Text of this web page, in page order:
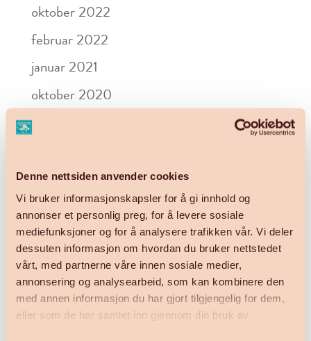
Denne nettsiden anvender cookies
Vi bruker informasjonskapsler for å gi innhold og
annonser et personlig preg, for å levere sosiale
mediefunksjoner og for å analysere trafikken vår. Vi deler
dessuten informasjon om hvordan du bruker nettstedet
vårt, med partnerne våre innen sosiale medier,
annonsering og analysearbeid, som kan kombinere den
med annen informasjon du har gjort tilgjengelig for dem,
eller som de har samlet inn gjennom din bruk av
oktober 2022
februar 2022
januar 2021
oktober 2020
september 2020
Kategorier
Aktivitet
Billettkontoret
Fjellkafeen
Generell drift